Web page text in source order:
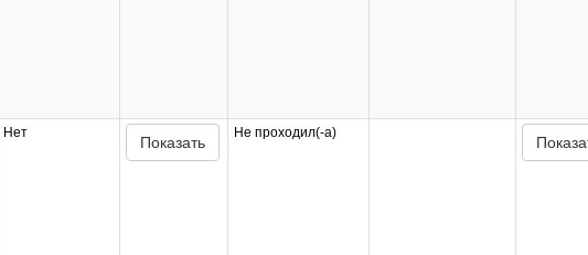
Нет
Показать
Не проходил(-а)